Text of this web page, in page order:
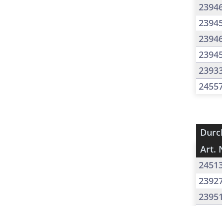
Art.